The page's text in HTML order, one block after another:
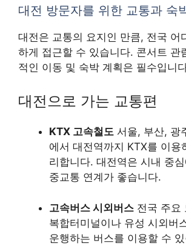
대전 방문자를 위한 교통과 숙
대전은 교통의 요지인 만큼, 전국 어
하게 접근할 수 있습니다. 콘서트 관
적인 이동 및 숙박 계획은 필수입니
대전으로 가는 교통편
KTX 고속철도 서울, 부산, 광
에서 대전역까지 KTX를 이용
리합니다. 대전역은 시내 중
중교통 연계가 좋습니다.
고속버스 시외버스 전국 주요
복합터미널이나 유성 시외버
운행하는 버스를 이용할 수